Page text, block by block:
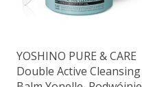
YOSHINO PURE & CARE
Double Active Cleansing